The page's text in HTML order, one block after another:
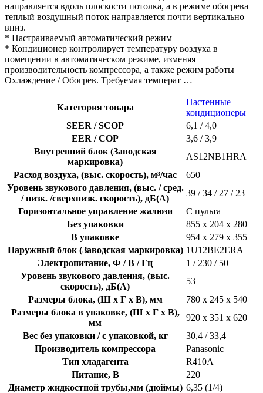
направляется вдоль плоскости потолка, а в режиме обогрева
теплый воздушный поток направляется почти вертикально
вниз.
* Настраиваемый автоматический режим
* Кондиционер контролирует температуру воздуха в
помещении в автоматическом режиме, изменяя
производительность компрессора, а также режим работы
Охлаждение / Обогрев. Требуемая температ …
Категория товара
Настенные
кондиционеры
SEER / SCOP
6,1 / 4,0
EER / COP
3,6 / 3,9
Внутренний блок (Заводская
маркировка)
AS12NB1HRA
Расход воздуха, (выс. скорость), м³/час
650
Уровень звукового давления, (выс. / сред.
/ низк. /сверхнизк. скорость), дБ(А)
39 / 34 / 27 / 23
Горизонтальное управление жалюзи
С пульта
Без упаковки
855 х 204 х 280
В упаковке
954 х 279 х 355
Наружный блок (Заводская маркировка) 1U12BE2ERA
Электропитание, Ф / В / Гц
1 / 230 / 50
Уровень звукового давления, (выс.
скорость), дБ(А)
53
Размеры блока, (Ш х Г х В), мм
780 х 245 х 540
Размеры блока в упаковке, (Ш х Г х В),
мм
920 х 351 х 620
Вес без упаковки / с упаковкой, кг
30,4 / 33,4
Производитель компрессора
Panasonic
Тип хладагента
R410A
Питание, В
220
Диаметр жидкостной трубы,мм (дюймы) 6,35 (1/4)